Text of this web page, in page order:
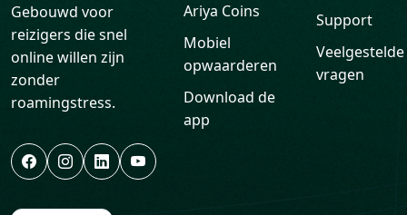
Gebouwd voor
reizigers die snel
online willen zijn
zonder
roamingstress.
Ariya Coins
Mobiel
opwaarderen
Download de
app
Support
Veelgestelde
vragen